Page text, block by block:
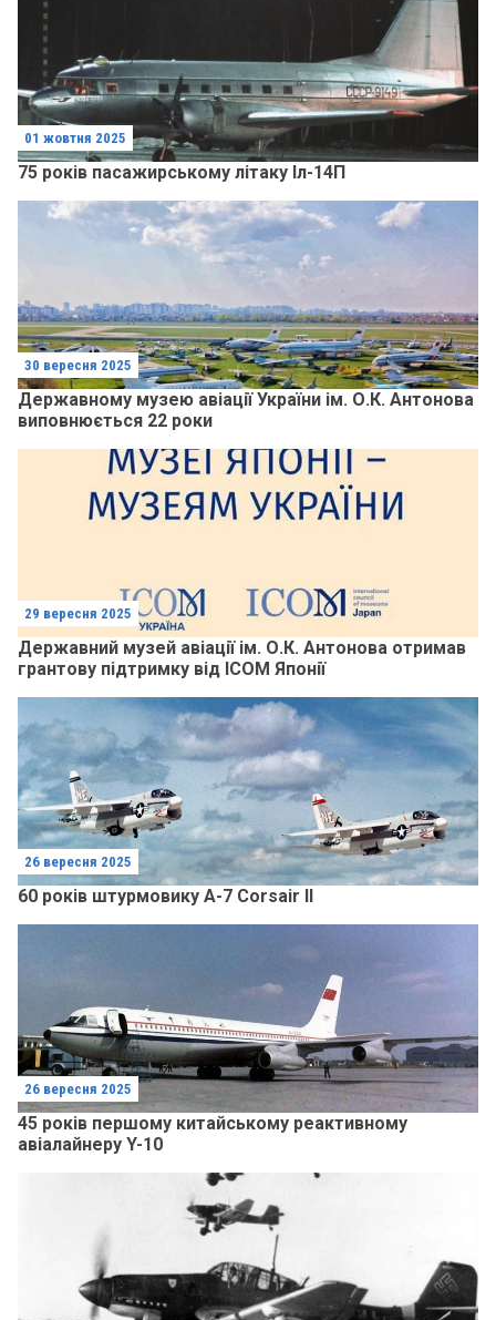
01 жовтня 2025
75 років пасажирському літаку Іл-14П
30 вересня 2025
Державному музею авіації України ім. О.К. Антонова
виповнюється 22 роки
29 вересня 2025
Державний музей авіації ім. О.К. Антонова отримав
грантову підтримку від ICOM Японії
26 вересня 2025
60 років штурмовику A-7 Corsair II
26 вересня 2025
45 років першому китайському реактивному
авіалайнеру Y-10